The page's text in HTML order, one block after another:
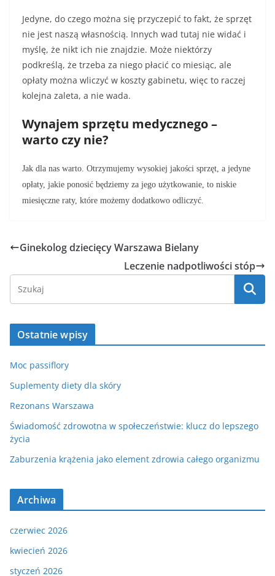
Jedyne, do czego można się przyczepić to fakt, że sprzęt
nie jest naszą własnością. Innych wad tutaj nie widać i
myślę, że nikt ich nie znajdzie. Może niektórzy
podkreślą, że trzeba za niego płacić co miesiąc, ale
opłaty można wliczyć w koszty gabinetu, więc to raczej
kolejna zaleta, a nie wada.
Wynajem sprzętu medycznego –
warto czy nie?
Jak dla nas warto. Otrzymujemy wysokiej jakości sprzęt, a jedyne
opłaty, jakie ponosić będziemy za jego użytkowanie, to niskie
miesięczne raty, które możemy dodatkowo odliczyć.
Ginekolog dziecięcy Warszawa Bielany
Leczenie nadpotliwości stóp
Ostatnie wpisy
Moc passiflory
Suplementy diety dla skóry
Rezonans Warszawa
Świadomość zdrowotna w społeczeństwie: klucz do lepszego
życia
Zaburzenia krążenia jako element zdrowia całego organizmu
Archiwa
czerwiec 2026
kwiecień 2026
styczeń 2026